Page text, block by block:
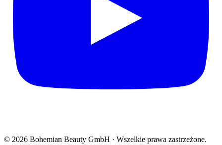
© 2026 Bohemian Beauty GmbH · Wszelkie prawa zastrzeżone.